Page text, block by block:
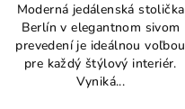
Moderná jedálenská stolička
Berlín v elegantnom sivom
prevedení je ideálnou voľbou
pre každý štýlový interiér.
Vyniká...